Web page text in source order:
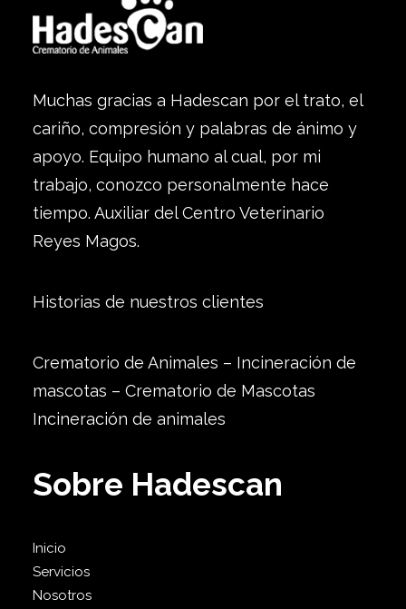
Muchas gracias a Hadescan por el trato, el
cariño, compresión y palabras de ánimo y
apoyo. Equipo humano al cual, por mi
trabajo, conozco personalmente hace
tiempo. Auxiliar del Centro Veterinario
Reyes Magos.
Historias de nuestros clientes
Crematorio de Animales – Incineración de
mascotas – Crematorio de Mascotas
Incineración de animales
Sobre Hadescan
Inicio
Servicios
Nosotros